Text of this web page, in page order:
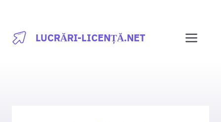
conținut
LUCRĂRI-LICENȚĂ.NET